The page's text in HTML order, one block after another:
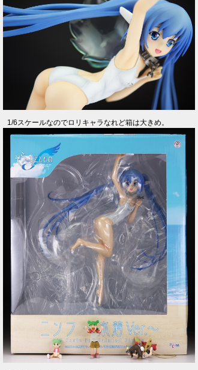
1/6スケールなのでロリキャラなれど箱は大きめ。